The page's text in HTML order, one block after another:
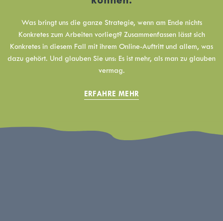
Was bringt uns die ganze Strategie, wenn am Ende nichts
Konkretes zum Arbeiten vorliegt? Zusammenfassen lässt sich
Konkretes in diesem Fall mit ihrem Online-Auftritt und allem, was
dazu gehört. Und glauben Sie uns: Es ist mehr, als man zu glauben
vermag.
ERFAHRE MEHR